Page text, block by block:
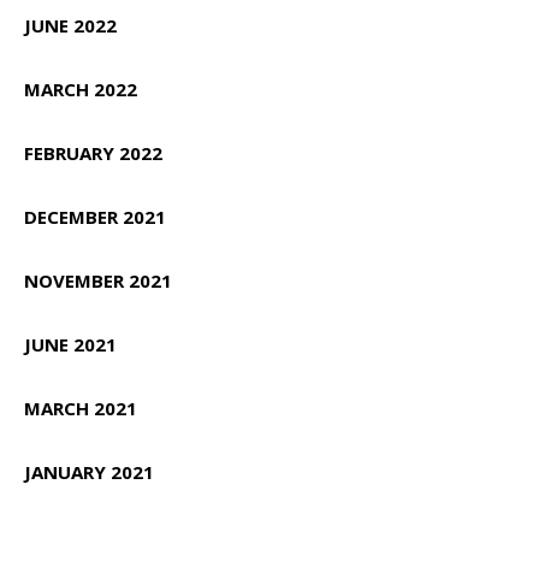
JUNE 2022
MARCH 2022
FEBRUARY 2022
DECEMBER 2021
NOVEMBER 2021
JUNE 2021
MARCH 2021
JANUARY 2021